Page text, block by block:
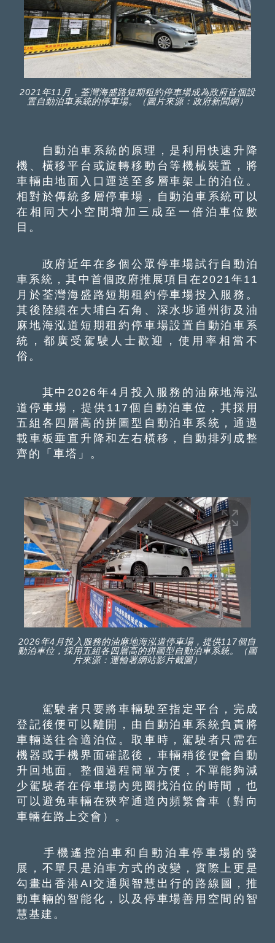
2021年11月，荃灣海盛路短期租約停車場成為政府首個設
置自動泊車系統的停車場。（圖片來源：政府新聞網）
自動泊車系統的原理，是利用快速升降
機、橫移平台或旋轉移動台等機械裝置，將
車輛由地面入口運送至多層車架上的泊位。
相對於傳統多層停車場，自動泊車系統可以
在相同大小空間增加三成至一倍泊車位數
目。
政府近年在多個公眾停車場試行自動泊
車系統，其中首個政府推展項目在2021年11
月於荃灣海盛路短期租約停車場投入服務。
其後陸續在大埔白石角、深水埗通州街及油
麻地海泓道短期租約停車場設置自動泊車系
統，都廣受駕駛人士歡迎，使用率相當不
俗。
其中2026年4月投入服務的油麻地海泓
道停車場，提供117個自動泊車位，其採用
五組各四層高的拼圖型自動泊車系統，通過
載車板垂直升降和左右橫移，自動排列成整
齊的「車塔」。
2026年4月投入服務的油麻地海泓道停車場，提供117個自
動泊車位，採用五組各四層高的拼圖型自動泊車系統。（圖
片來源：運輸署網站影片截圖）
駕駛者只要將車輛駛至指定平台，完成
登記後便可以離開，由自動泊車系統負責將
車輛送往合適泊位。取車時，駕駛者只需在
機器或手機界面確認後，車輛稍後便會自動
升回地面。整個過程簡單方便，不單能夠減
少駕駛者在停車場內兜圈找泊位的時間，也
可以避免車輛在狹窄通道內頻繁會車（對向
車輛在路上交會）。
手機遙控泊車和自動泊車停車場的發
展，不單只是泊車方式的改變，實際上更是
勾畫出香港AI交通與智慧出行的路線圖，推
動車輛的智能化，以及停車場善用空間的智
慧基建。